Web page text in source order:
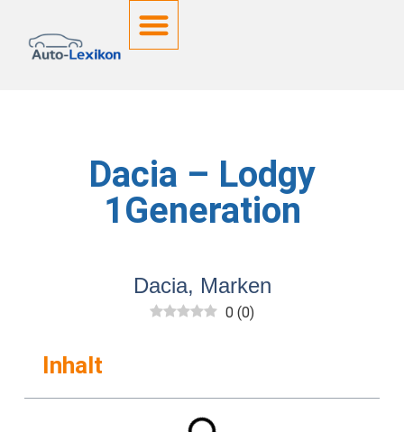
Dacia – Lodgy
1Generation
Dacia, Marken
0 (0)
Inhalt